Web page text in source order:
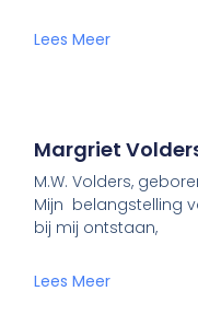
Lees Meer
Margriet
M.W. Volders,
Mijn belangstelling
bij mij ontstaan,
Lees Meer